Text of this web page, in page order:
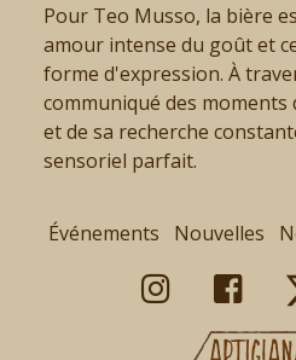
Pour Teo Musso, la bière
amour intense du goût et
forme d'expression. À
communiqué des moments
et de sa recherche
sensoriel parfait.
Événements Nouvelles